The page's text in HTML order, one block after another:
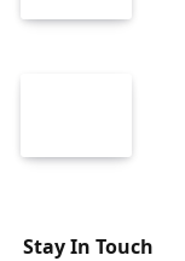
Stay In Touch